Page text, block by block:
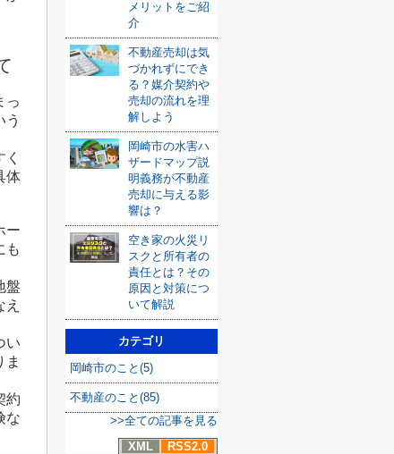
っ
う
体
ー
も
盤
い
ま
約
な
メリットをご紹
介
不動産売却は気
づかれずにでき
る？媒介契約や
売却の流れを理
解しよう
岡崎市の水害ハ
ザードマップ説
明義務が不動産
売却に与える影
響は？
空き家の火災リ
スクと所有者の
責任とは？その
原因と対策につ
いて解説
カテゴリ
岡崎市のこと(5)
不動産のこと(85)
>>全ての記事を見る
XML
RSS2.0